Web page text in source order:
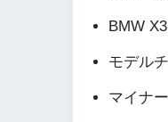
BMW
モデル
マイナ